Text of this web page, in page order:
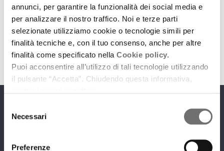
annunci, per garantire la funzionalità dei social media e
per analizzare il nostro traffico. Noi e terze parti
selezionate utilizziamo cookie o tecnologie simili per
finalità tecniche e, con il tuo consenso, anche per altre
finalità come specificato nella Cookie policy.
Puoi acconsentire all’utilizzo di tali tecnologie utilizzando
il pulsante “Accetta”. Chiudendo questa informativa,
delNecessari
Preferenze
Gli imperdibili appuntamenti di danza scelti per noi
da Carmelo Zapparrata
Ascolta downloadPodcast